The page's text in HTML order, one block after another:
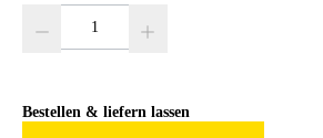
Bestellen & liefern lassen